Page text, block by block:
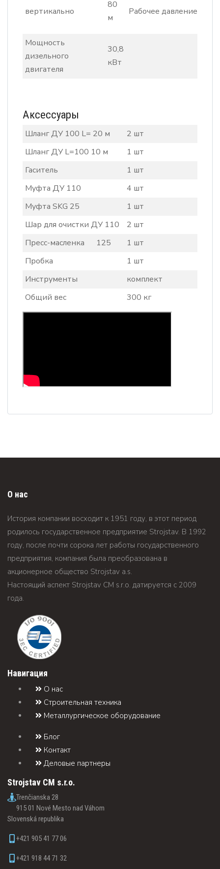
вертикально
80
м
Рабочее давление
Мощность
дизельного
двигателя
30,8
кВт
Аксессуары
Шланг ДУ 100 L= 20 м
2 шт
Шланг ДУ L=100 10 м
1 шт
Гаситель
1 шт
Муфта ДУ 110
4 шт
Муфта SKG 25
1 шт
Шар для очистки ДУ 110
2 шт
Пресс-масленка 125
1 шт
Пробка
1 шт
Инструменты
комплект
Общий вес
300 кг
О нас
История компании восходит к 1951 году, в этот период
родилось государственное предприятие Strojstav. В 1992
году, после почти сорока лет работы государственного
предприятия, компания была преобразована в
акционерное общество Strojstav а.s.
Настоящий аспект Strojstav CM s.r.o. датируется c 2009
года.
Навигация
О нас
Строительная техника
Металлургическое оборудование
Блог
Контакт
Деловые партнеры
Strojstav CM s.r.o.
Trenčianska 28
915 01 Nové Mesto nad Váhom
Slovenská republika
+421 905 41 77 06
+421 918 44 71 32